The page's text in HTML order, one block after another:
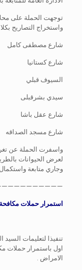
توجهت الحملة على
واستخراج التصاريح
شارع مصطفى كامل
شارع كستانيا
السيوف قبلي
سيدي بشرقبلى
شارع عقل باشا
شارع مسجد الصداقه
واسفرت الحملة عن
وجاري متابعة
استمرار حملات
تنفيذا لتعليمات
اول باستمرار حملات
الامراض .